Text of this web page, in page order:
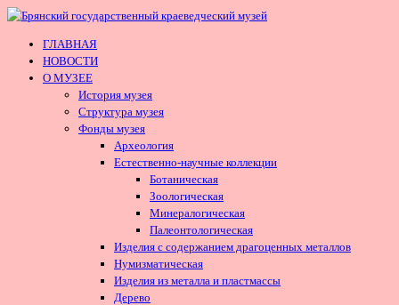
ГЛАВНАЯ
НОВОСТИ
О МУЗЕЕ
История музея
Структура музея
Фонды музея
Археология
Естественно-научные коллекции
Ботаническая
Зоологическая
Минералогическая
Палеонтологическая
Изделия с содержанием драгоценных металлов
Нумизматическая
Изделия из металла и пластмассы
Дерево